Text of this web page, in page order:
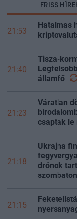
FRISS
21:53
Hatalmas
21:40
Tisza-
államfő
21:23
Váratlan
csaptak le
21:18
Ukrajna
drónok
szombaton
21:15